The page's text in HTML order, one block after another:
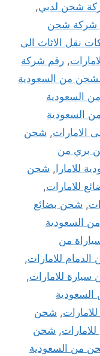
شحن لدبي,
شركة شحن
نقل الاثاث الى
, رقم شركة
من السعودية
السعودية
السعودية
الامارات, شحن
بري من
للامارا , شحن
للامارات,
, شحن بضائع
السعودية
من
للامارات,
للامارات,
, شحن
, شحن
من السعودية